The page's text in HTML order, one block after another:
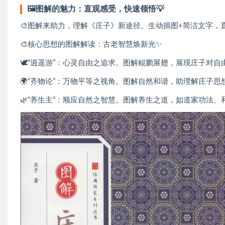
🖼️图解的魅力：直观感受，快速领悟💡
🎨图解来助力，理解《庄子》新途径。生动插图+简洁文字
🎨核心思想的图解解读：古老智慧焕新光✨
🕊️“逍遥游”：心灵自由之追求。图解鲲鹏展翅，展现庄子对
🌍“齐物论”：万物平等之视角。图解自然和谐，助理解庄子
🌿“养生主”：顺应自然之智慧。图解养生之道，如道家功法